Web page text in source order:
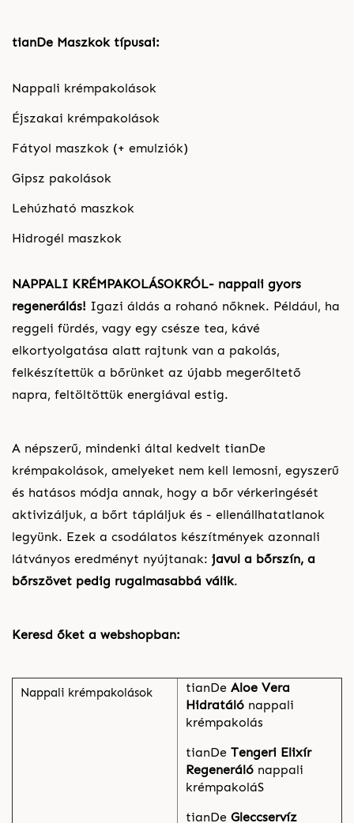
tianDe Maszkok típusai:
Nappali krémpakolások
Éjszakai krémpakolások
Fátyol maszkok (+ emulziók)
Gipsz pakolások
Lehúzható maszkok
Hidrogél maszkok
NAPPALI KRÉMPAKOLÁSOKRÓL- nappali gyors
regenerálás! Igazi áldás a rohanó nőknek. Például, ha
reggeli fürdés, vagy egy csésze tea, kávé
elkortyolgatása alatt rajtunk van a pakolás,
felkészítettük a bőrünket az újabb megerőltető
napra, feltöltöttük energiával estig.
A népszerű, mindenki által kedvelt tianDe
krémpakolások, amelyeket nem kell lemosni, egyszerű
és hatásos módja annak, hogy a bőr vérkeringését
aktivizáljuk, a bőrt tápláljuk és - ellenállhatatlanok
legyünk. Ezek a csodálatos készítmények azonnali
látványos eredményt nyújtanak: javul a bőrszín, a
bőrszövet pedig rugalmasabbá válik.
Keresd őket a webshopban:
Nappali krémpakolások tianDe Aloe Vera
Hidratáló nappali
krémpakolás
tianDe Tengeri Elixír
Regeneráló nappali
krémpakoláS
tianDe Gleccservíz